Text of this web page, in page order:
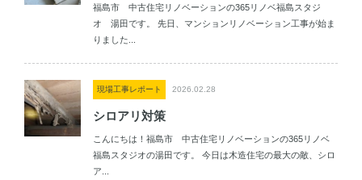
福島市 中古住宅リノベーションの365リノベ福島スタジ
オ 湯田です。 先日、マンションリノベーション工事が始ま
りました...
現場工事レポート 2026.02.28
シロアリ対策
こんにちは！福島市 中古住宅リノベーションの365リノベ
福島スタジオの湯田です。 今日は木造住宅の最大の敵、シロ
ア...